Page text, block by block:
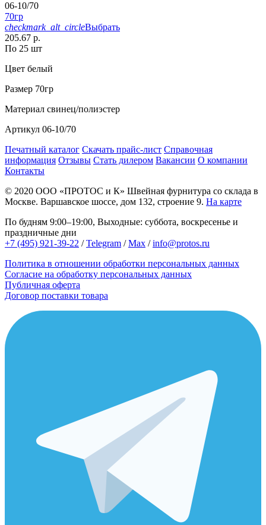
06-10/70
70гр
checkmark_alt_circleВыбрать
205.67 р.
По 25 шт
Цвет белый
Размер 70гр
Материал свинец/полиэстер
Артикул 06-10/70
Печатный каталог Скачать прайс-лист Справочная
информация Отзывы Стать дилером Вакансии О компании
Контакты
© 2020 ООО «ПРОТОС и К» Швейная фурнитура со склада в
Москве. Варшавское шоссе, дом 132, строение 9. На карте
По будням 9:00–19:00, Выходные: суббота, воскресенье и
праздничные дни
+7 (495) 921-39-22 /Telegram /Max /info@protos.ru
Политика в отношении обработки персональных данных
Согласие на обработку персональных данных
Публичная оферта
Договор поставки товара